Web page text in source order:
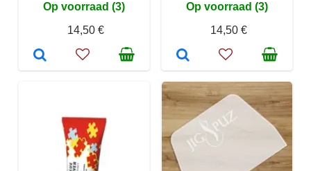
Op voorraad (3)
14,50 €
Op voorraad (3)
14,50 €